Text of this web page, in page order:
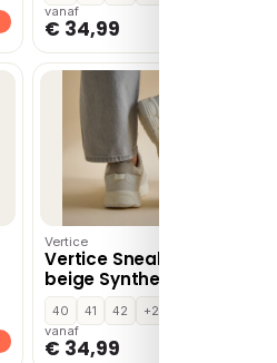
vanaf
€ 34,99
Vertice
Vertice Sneakers
beige Synthetisch
40 41 42
+2
vanaf
€ 34,99